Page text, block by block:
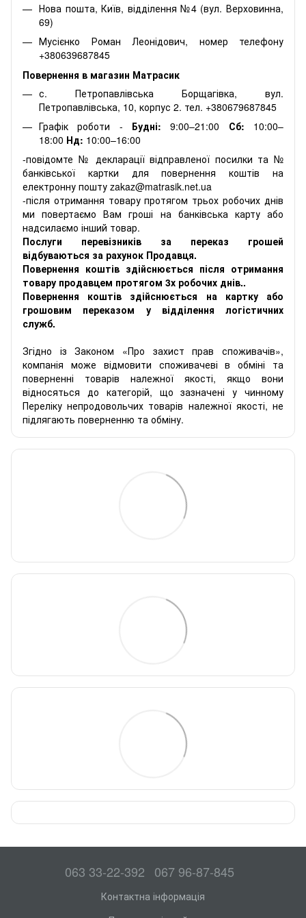
Нова пошта, Київ, відділення №4 (вул. Верховинна,
69)
Мусієнко Роман Леонідович, номер телефону
+380639687845
Повернення в магазин Матрасик
с. Петропавлівська Борщагівка, вул.
Петропавлівська, 10, корпус 2. тел. +380679687845
Графік роботи - Будні: 9:00–21:00 Сб: 10:00–
18:00 Нд: 10:00–16:00
-повідомте № декларації відправленої посилки та №
банківської картки для повернення коштів на
електронну пошту zakaz@matrasik.net.ua
-після отримання товару протягом трьох робочих днів
ми повертаємо Вам гроші на банківська карту або
надсилаємо інший товар.
Послуги перевізників за переказ грошей
відбуваються за рахунок Продавця.
Повернення коштів здійснюється після отримання
товару продавцем протягом 3х робочих днів..
Повернення коштів здійснюється на картку або
грошовим переказом у відділення логістичних
служб.
Згідно із Законом «Про захист прав споживачів»,
компанія може відмовити споживачеві в обміні та
поверненні товарів належної якості, якщо вони
відносяться до категорій, що зазначені у чинному
Переліку непродовольчих товарів належної якості, не
підлягають поверненню та обміну.
063 33-22-392 067 96-87-845
Контактна інформація